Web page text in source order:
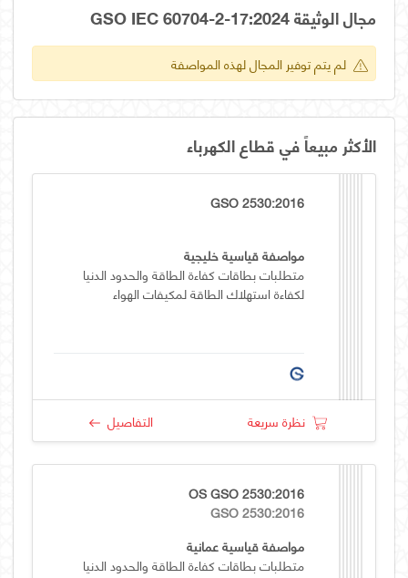
مجال الوثيقة GSO IEC 60704-2-17:2024
لم يتم توفير المجال لهذه المواصفة
الأكثر مبيعاً في قطاع الكهرباء
GSO 2530:2016
مواصفة قياسية خليجية
متطلبات بطاقات كفاءة الطاقة والحدود الدنيا
لكفاءة استهلاك الطاقة لمكيفات الهواء
نظرة سريعة التفاصيل
OS GSO 2530:2016
GSO 2530:2016
مواصفة قياسية عمانية
متطلبات بطاقات كفاءة الطاقة والحدود الدنيا